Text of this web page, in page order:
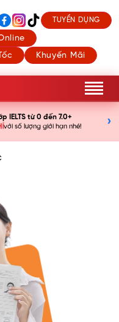
Khuyến Mãi
TUYỂN DỤNG
IELTS từ 0 đến 7.0+
với số lượng giới hạn nhé! ›